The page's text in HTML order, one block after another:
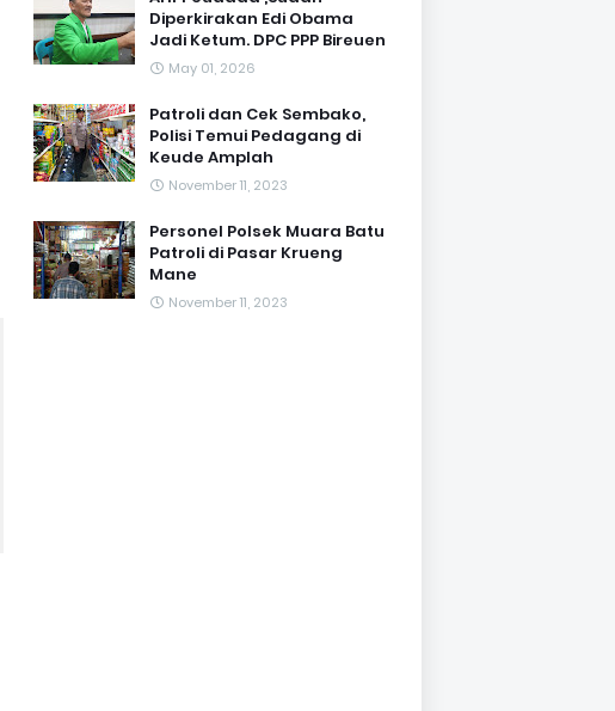
Diperkirakan Edi Obama
Jadi Ketum. DPC PPP Bireuen
May 01, 2026
Patroli dan Cek Sembako,
Polisi Temui Pedagang di
Keude Amplah
November 11, 2023
Personel Polsek Muara Batu
Patroli di Pasar Krueng
Mane
November 11, 2023